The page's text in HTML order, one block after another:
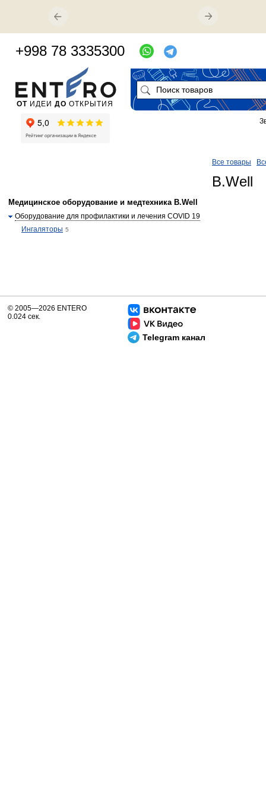
Все товары
B.Well
Медицинское оборудование и медтехника B.Well
Оборудование для профилактики и лечения COVID 19
Ингаляторы 5
ОТ ИДЕИ ДО ОТКРЫТИЯ
+998 78 3335300
Telegram канал
© 2005—2026 ENTERO
0.024 сек.